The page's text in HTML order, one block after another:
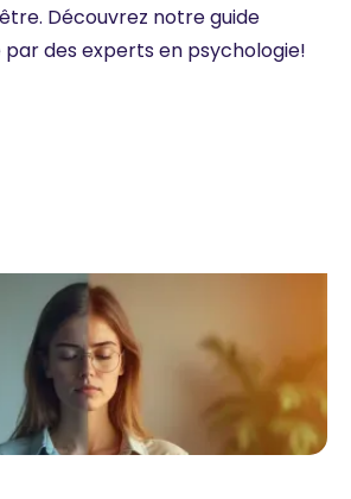
Découvrez notre guide
des experts en psychologie!